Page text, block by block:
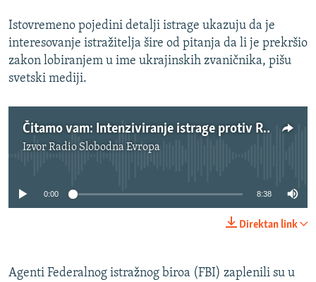
SVE KARTE DEJTONA
NASTANAK I RASPAD JUGOSLAVIJE
Istovremeno pojedini detalji istrage ukazuju da je
interesovanje istražitelja šire od pitanja da li je prekršio
zakon lobiranjem u ime ukrajinskih zvaničnika, pišu
svetski mediji.
Čitamo vam: Intenziviranje istrage protiv Rudya Giuliania
IzvorRadio Slobodna Evropa
No media source currently available
0:00 8:38
Direktan link
Agenti Federalnog istražnog biroa (FBI) zaplenili su u